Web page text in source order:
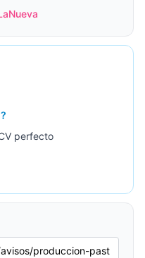
perfecto